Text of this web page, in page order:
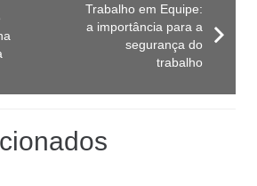
Trabalho em Equipe:
a importância para a
segurança do
trabalho